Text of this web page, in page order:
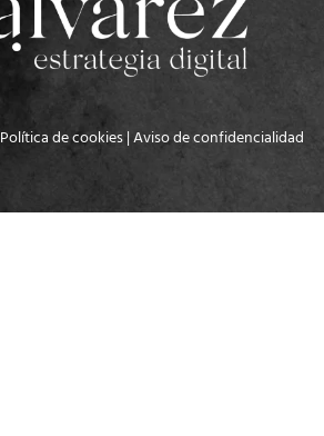
Política de cookies|Aviso de confidencialidad